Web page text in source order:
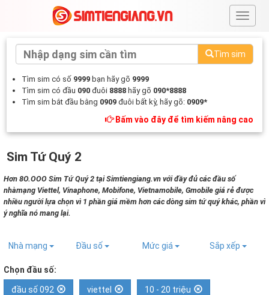
#
Tìm sim
Tìm sim có số 9999 bạn hãy gõ 9999
Tìm sim có đầu 090 đuôi 8888 hãy gõ 090*8888
Tìm sim bắt đầu bằng 0909 đuôi bất kỳ, hãy gõ: 0909*
Bấm vào đây để tìm kiếm nâng cao
Sim Tứ Quý 2
Hơn 8O.OOO Sim Tứ Quý 2 tại Simtiengiang.vn với đầy đủ các đầu số
nhàmạng Viettel, Vinaphone, Mobifone, Vietnamobile, Gmobile giá rẻ được
nhiều người lựa chọn vì 1 phần giá mềm hơn các dòng sim tứ quý khác, phần vì
ý nghĩa nó mang lại.
Nhà mạng Đầu số Mức giá Sắp xếp
Chọn đầu số:
đầu số 092 viettel 10 - 20 triệu